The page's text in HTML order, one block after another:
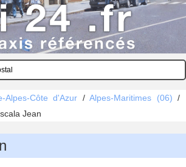
Alpes-Côte d'Azur / Alpes-Maritimes (06) /
Jean